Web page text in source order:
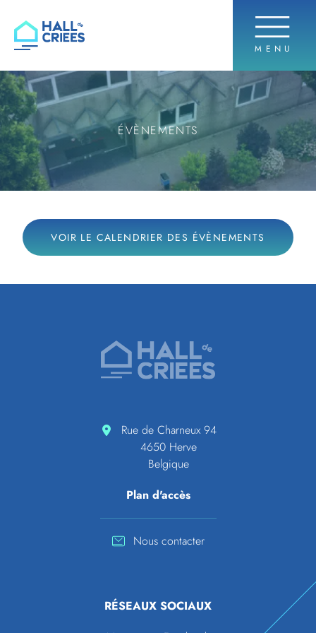
OUVRIR
MENU
Hall de criées
ÉVÈNEMENTS
VOIR LE CALENDRIER DES ÉVÈNEMENTS
Accueil de Hall de criées
Rue de Charneux 94
4650 Herve
Belgique
Plan d'accès
Nous contacter
RÉSEAUX SOCIAUX